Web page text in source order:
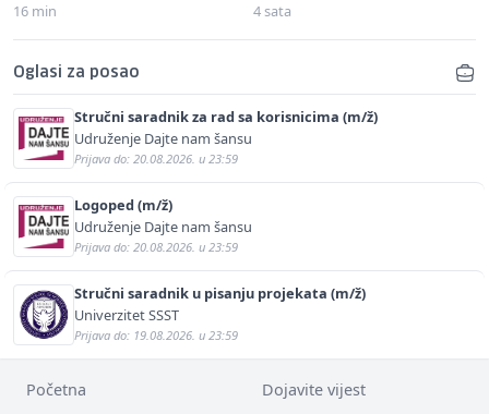
16 min 4 sata
Oglasi za posao
Stručni saradnik za rad sa korisnicima (m/ž)
Udruženje Dajte nam šansu
Prijava do: 20.08.2026. u 23:59
Logoped (m/ž)
Udruženje Dajte nam šansu
Prijava do: 20.08.2026. u 23:59
Stručni saradnik u pisanju projekata (m/ž)
Univerzitet SSST
Prijava do: 19.08.2026. u 23:59
Početna Dojavite vijest